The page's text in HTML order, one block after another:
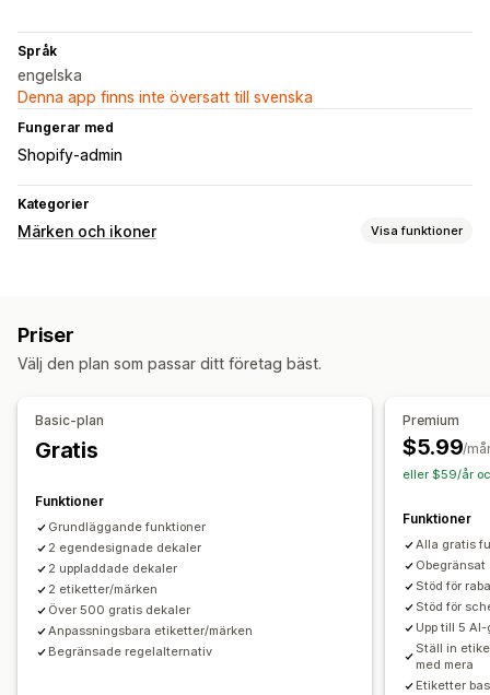
Språk
engelska
Denna app finns inte översatt till svenska
Fungerar med
Shopify-admin
Kategorier
Märken och ikoner Visa funktioner
Försäljningsbanners
Garanti
Anpassad text
Filuppladdning
Schemaläggning
Position av ikon
Manuell position Automatisk position
Fält med meddelande
Varukorgssida
Produktseriesida Startsida
Produktsidor
Priser
Välj den plan som passar ditt företag bäst.
Basic-plan
Gratis
Funktioner
Grundläggande funktioner
2 egendesignade dekaler
2 uppladdade dekaler
2 etiketter/märken
Över 500 gratis dekaler
Anpassningsbara etiketter/märken
Begränsade regelalternativ
Premium
$5.99/
eller $59/år
Funktioner
Alla gratis
Stöd för
Stöd för
Upp till 5
Ställ in
med mera
Etiketter